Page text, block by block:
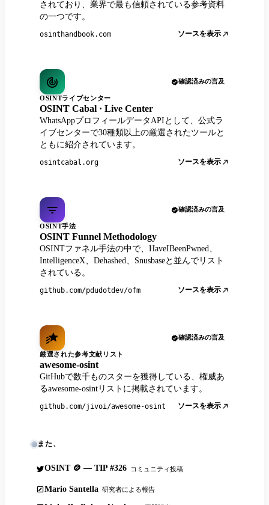
されており、業界で最も信頼されている参考資料
の一つです。
osinthandbook.com ソースを表示
確認済みの言及
OSINTライブセンター
OSINT Cabal · Live Center
WhatsAppプロフィールデータAPIとして、公式ラ
イブセンターで30種類以上の厳選されたツールと
ともに紹介されています。
osintcabal.org ソースを表示
確認済みの言及
OSINT手法
OSINT Funnel Methodology
OSINTファネル手法の中で、HaveIBeenPwned、
IntelligenceX、Dehashed、Snusbaseと並んでリスト
されている。
github.com/pdudotdev/ofm ソースを表示
確認済みの言及
厳選された参考文献リスト
awesome-osint
GitHubで数千ものスターを獲得している、権威あ
るawesome-osintリストに掲載されています。
github.com/jivoi/awesome-osint ソースを表示
また、
OSINT 🪙 — TIP #326 コミュニティ投稿
Mario Santella 研究者による報告